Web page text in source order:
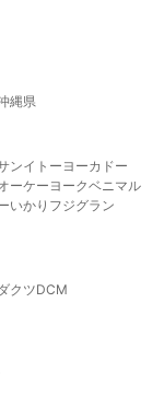
縄県
ンイトーヨーカドー
ーケー ヨークベニマル
いかり フジグラン
クツDCM